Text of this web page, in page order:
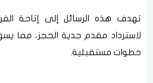
تهدف هذه الرسائل إلى إتاحة
لاسترداد مقدم جدية الحجز، مما
خطوات مستقبلية.